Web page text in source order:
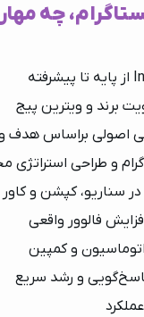
چه
برند و ویترین پیج
اصولی براساس هدف و
و طراحی استراتژی
در سناریو، کپشن و کاور
فالوور واقعی
اتوماسیون و کمپین
و رشد سریع